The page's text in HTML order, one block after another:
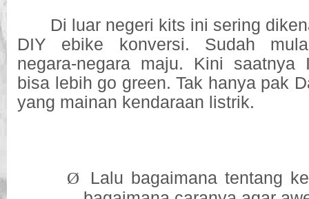
Di luar negeri kits ini sering
DIY ebike konversi. Sudah
negara-negara maju. Kini saatnya
bisa lebih go green. Tak hanya pak
yang mainan kendaraan listrik.
Ø
Lalu bagaimana tentang